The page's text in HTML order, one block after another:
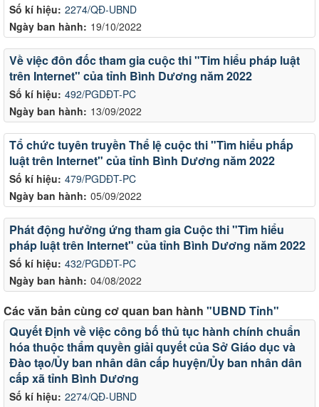
Số kí hiệu: 2274/QĐ-UBND
Ngày ban hành: 19/10/2022
Số kí hiệu: 492/PGDĐT-PC
Ngày ban hành: 13/09/2022
Về việc đôn đốc tham gia cuộc thi "Tim hiểu pháp luật
trên Internet" của tỉnh Bình Dương năm 2022
Số kí hiệu: 479/PGDĐT-PC
Ngày ban hành: 05/09/2022
Tổ chức tuyên truyền Thể lệ cuộc thi "Tìm hiểu phấp
luật trên Internet" của tỉnh Bình Dương năm 2022
Số kí hiệu: 432/PGDĐT-PC
Ngày ban hành: 04/08/2022
Phát động hưởng ứng tham gia Cuộc thi "Tìm hiểu
pháp luật trên Internet" của tỉnh Bình Dương năm 2022
Các văn bản cùng cơ quan ban hành "UBND Tỉnh"
Số kí hiệu: 2274/QĐ-UBND
Quyết Định về việc công bố thủ tục hành chính chuẩn
hóa thuộc thẩm quyền giải quyết của Sở Giáo dục và
Đào tạo/Ủy ban nhân dân cấp huyện/Ủy ban nhân dân
cấp xã tỉnh Bình Dương